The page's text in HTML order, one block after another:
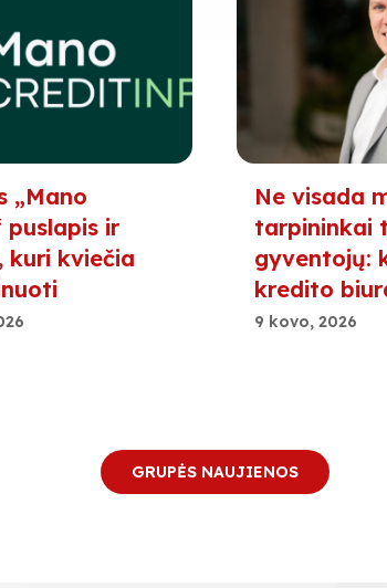
„Mano
puslapis ir
kuri kviečia
Ne visada
tarpininkai
gyventojų:
kredito
9 kovo, 2026
GRUPĖS NAUJIENOS